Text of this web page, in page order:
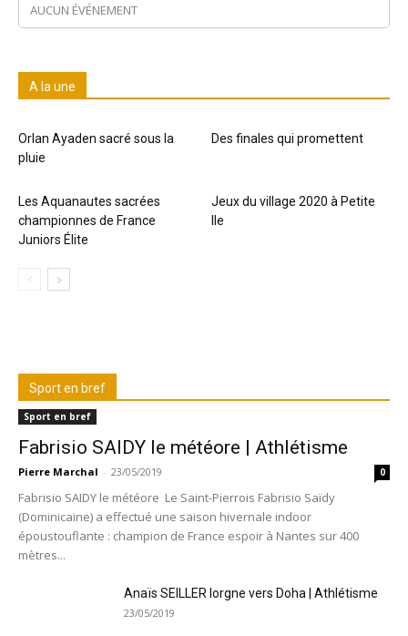
AUCUN ÉVÉNEMENT
A la une
Orlan Ayaden sacré sous la
pluie
Des finales qui promettent
Les Aquanautes sacrées
championnes de France
Juniors Élite
Jeux du village 2020 à Petite
Ile
Sport en bref
Sport en bref
Fabrisio SAIDY le météore | Athlétisme
Pierre Marchal - 23/05/2019 0
Fabrisio SAIDY le météore Le Saint-Pierrois Fabrisio Saïdy
(Dominicaine) a effectué une saison hivernale indoor
époustouflante : champion de France espoir à Nantes sur 400
mètres...
Anaïs SEILLER lorgne vers Doha | Athlétisme
23/05/2019